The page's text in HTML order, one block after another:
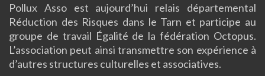
Pollux Asso est aujourd’hui relais départemental
Réduction des Risques dans le Tarn et participe au
groupe de travail Égalité de la fédération Octopus.
L’association peut ainsi transmettre son expérience à
d’autres structures culturelles et associatives.